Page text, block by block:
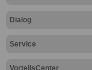
Dialog
Service
VorteilsCenter